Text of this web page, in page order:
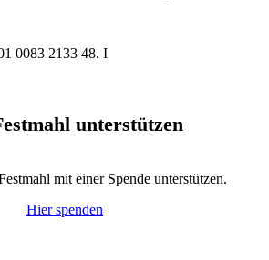
0083 2133 48. I
unterstützen
mit einer Spende unterstützen.
Hier spenden